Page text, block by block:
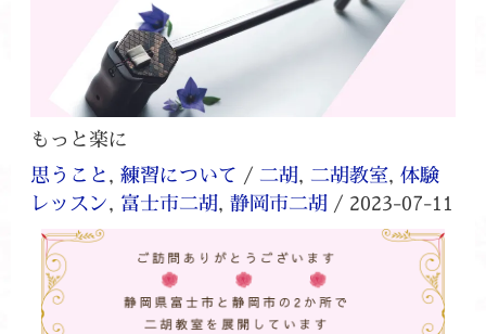
もっと楽に
思うこと, 練習について / 二胡, 二胡教室, 体験
レッスン, 富士市二胡, 静岡市二胡/ 2023-07-11